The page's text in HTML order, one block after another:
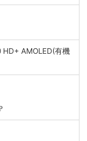
AMOLED(有機